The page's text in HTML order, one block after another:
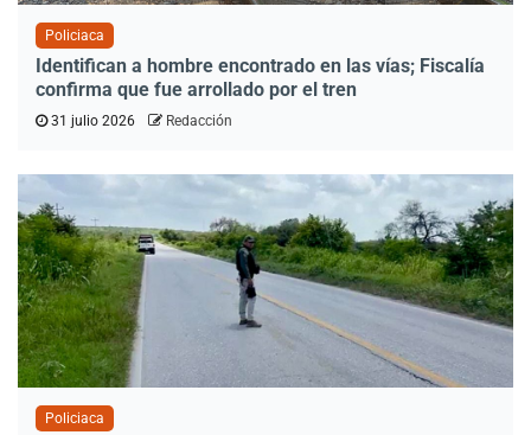
Policiaca
Identifican a hombre encontrado en las vías; Fiscalía
confirma que fue arrollado por el tren
31 julio 2026 Redacción
Policiaca